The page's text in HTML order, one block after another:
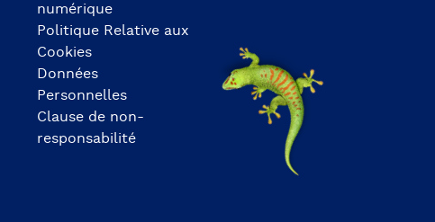
numérique
Politique Relative aux
Cookies
Données
Personnelles
Clause de non-
responsabilité